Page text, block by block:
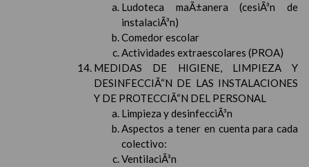
Ludoteca maÃ±anera (cesiÃ³n de
instalaciÃ³n)
Comedor escolar
Actividades extraescolares (PROA)
MEDIDAS DE HIGIENE, LIMPIEZA Y
DESINFECCIÃ“N DE LAS INSTALACIONES
Y DE PROTECCIÃ“N DEL PERSONAL
Limpieza y desinfecciÃ³n
Aspectos a tener en cuenta para cada
colectivo:
VentilaciÃ³n